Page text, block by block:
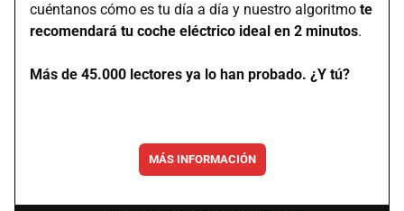
cuéntanos cómo es tu día a día y nuestro algoritmo te
recomendará tu coche eléctrico ideal en 2 minutos.
Más de 45.000 lectores ya lo han probado. ¿Y tú?
MÁS INFORMACIÓN